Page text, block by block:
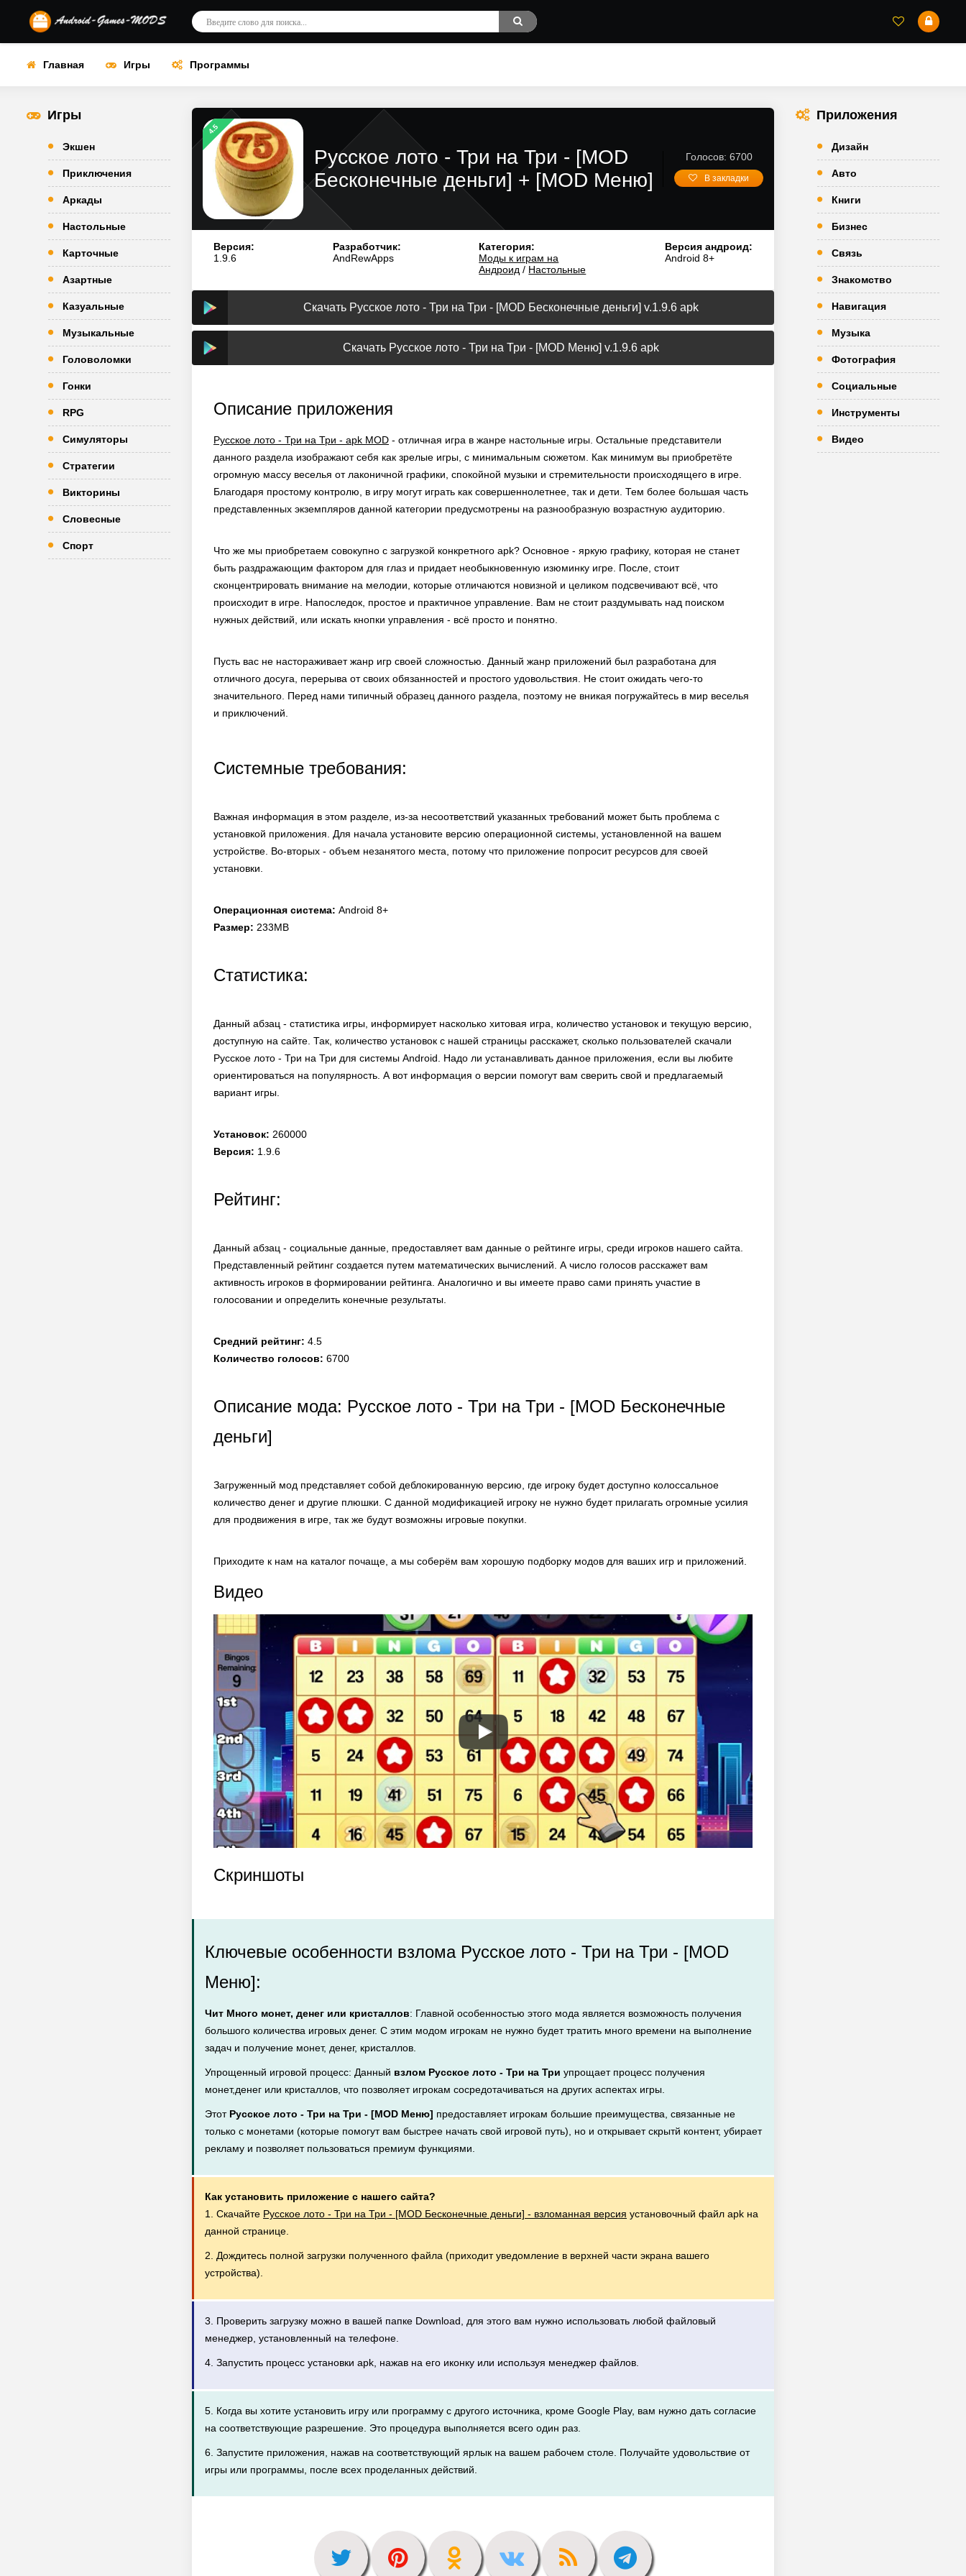
Главная Игры Программы
Игры
Экшен
Приключения
Аркады
Настольные
Карточные
Азартные
Казуальные
Музыкальные
Головоломки
Гонки
RPG
Симуляторы
Стратегии
Викторины
Словесные
Спорт
4.5
Русское лото - Три на Три - [MOD
Бесконечные деньги] + [MOD Меню]
Голосов: 6700
В закладки
Версия:
1.9.6
Разработчик:
AndRewApps
Категория:
Моды к играм на
Андроид / Настольные
Версия андроид:
Android 8+
Скачать Русское лото - Три на Три - [MOD Бесконечные деньги] v.1.9.6 apk
Скачать Русское лото - Три на Три - [MOD Меню] v.1.9.6 apk
Описание приложения
Русское лото - Три на Три - apk MOD - отличная игра в жанре настольные игры. Остальные представители
данного раздела изображают себя как зрелые игры, с минимальным сюжетом. Как минимум вы приобретёте
огромную массу веселья от лаконичной графики, спокойной музыки и стремительности происходящего в игре.
Благодаря простому контролю, в игру могут играть как совершеннолетнее, так и дети. Тем более большая часть
представленных экземпляров данной категории предусмотрены на разнообразную возрастную аудиторию.
Что же мы приобретаем совокупно с загрузкой конкретного apk? Основное - яркую графику, которая не станет
быть раздражающим фактором для глаз и придает необыкновенную изюминку игре. После, стоит
сконцентрировать внимание на мелодии, которые отличаются новизной и целиком подсвечивают всё, что
происходит в игре. Напоследок, простое и практичное управление. Вам не стоит раздумывать над поиском
нужных действий, или искать кнопки управления - всё просто и понятно.
Пусть вас не настораживает жанр игр своей сложностью. Данный жанр приложений был разработана для
отличного досуга, перерыва от своих обязанностей и простого удовольствия. Не стоит ожидать чего-то
значительного. Перед нами типичный образец данного раздела, поэтому не вникая погружайтесь в мир веселья
и приключений.
Системные требования:
Важная информация в этом разделе, из-за несоответствий указанных требований может быть проблема с
установкой приложения. Для начала установите версию операционной системы, установленной на вашем
устройстве. Во-вторых - объем незанятого места, потому что приложение попросит ресурсов для своей
установки.
Операционная система: Android 8+
Размер: 233MB
Статистика:
Данный абзац - статистика игры, информирует насколько хитовая игра, количество установок и текущую версию,
доступную на сайте. Так, количество установок с нашей страницы расскажет, сколько пользователей скачали
Русское лото - Три на Три для системы Android. Надо ли устанавливать данное приложения, если вы любите
ориентироваться на популярность. А вот информация о версии помогут вам сверить свой и предлагаемый
вариант игры.
Установок: 260000
Версия: 1.9.6
Рейтинг:
Данный абзац - социальные данные, предоставляет вам данные о рейтинге игры, среди игроков нашего сайта.
Представленный рейтинг создается путем математических вычислений. А число голосов расскажет вам
активность игроков в формировании рейтинга. Аналогично и вы имеете право сами принять участие в
голосовании и определить конечные результаты.
Средний рейтинг: 4.5
Количество голосов: 6700
Описание мода: Русское лото - Три на Три - [MOD Бесконечные
деньги]
Загруженный мод представляет собой деблокированную версию, где игроку будет доступно колоссальное
количество денег и другие плюшки. С данной модификацией игроку не нужно будет прилагать огромные усилия
для продвижения в игре, так же будут возможны игровые покупки.
Приходите к нам на каталог почаще, а мы соберём вам хорошую подборку модов для ваших игр и приложений.
Видео
Скриншоты
Ключевые особенности взлома Русское лото - Три на Три - [MOD
Меню]:
Чит Много монет, денег или кристаллов: Главной особенностью этого мода является возможность получения
большого количества игровых денег. С этим модом игрокам не нужно будет тратить много времени на выполнение
задач и получение монет, денег, кристаллов.
Упрощенный игровой процесс: Данный взлом Русское лото - Три на Три упрощает процесс получения
монет,денег или кристаллов, что позволяет игрокам сосредотачиваться на других аспектах игры.
Этот Русское лото - Три на Три - [MOD Меню] предоставляет игрокам большие преимущества, связанные не
только с монетами (которые помогут вам быстрее начать свой игровой путь), но и открывает скрытй контент, убирает
рекламу и позволяет пользоваться премиум функциями.
Как установить приложение с нашего сайта?
1. Скачайте Русское лото - Три на Три - [MOD Бесконечные деньги] - взломанная версия установочный файл apk на
данной странице.
2. Дождитесь полной загрузки полученного файла (приходит уведомление в верхней части экрана вашего
устройства).
3. Проверить загрузку можно в вашей папке Download, для этого вам нужно использовать любой файловый
менеджер, установленный на телефоне.
4. Запустить процесс установки apk, нажав на его иконку или используя менеджер файлов.
5. Когда вы хотите установить игру или программу с другого источника, кроме Google Play, вам нужно дать согласие
на соответствующие разрешение. Это процедура выполняется всего один раз.
6. Запустите приложения, нажав на соответствующий ярлык на вашем рабочем столе. Получайте удовольствие от
игры или программы, после всех проделанных действий.
Приложения
Дизайн
Авто
Книги
Бизнес
Связь
Знакомство
Навигация
Музыка
Фотография
Социальные
Инструменты
Видео